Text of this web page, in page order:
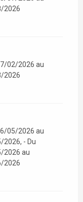
2026
02/2026 au
2026
05/2026 au
- Du
2026 au
2026